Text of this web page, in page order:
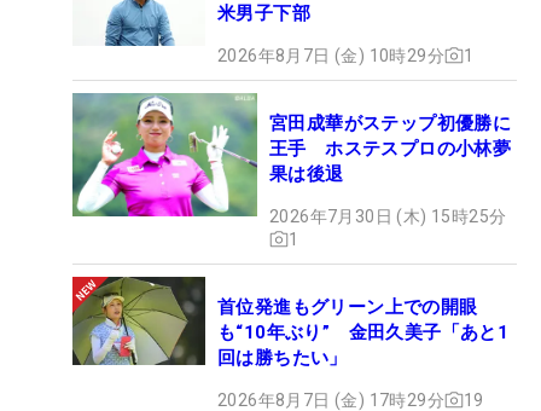
米男子下部
2026年8月7日 (金) 10時29分 1
宮田成華がステップ初優勝に
王手 ホステスプロの小林夢
果は後退
2026年7月30日 (木) 15時25分
1
首位発進もグリーン上での開眼
も“10年ぶり” 金田久美子「あと1
回は勝ちたい」
2026年8月7日 (金) 17時29分 19